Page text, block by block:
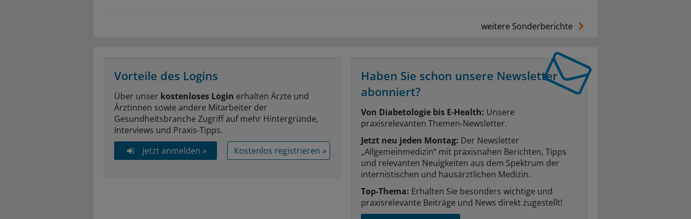
weitere Sonderberichte
Vorteile des Logins
Über unser kostenloses Login erhalten Ärzte und
Ärztinnen sowie andere Mitarbeiter der
Gesundheitsbranche Zugriff auf mehr Hintergründe,
Interviews und Praxis-Tipps.
Jetzt anmelden »
Kostenlos registrieren »
Haben Sie schon unsere Newsletter
abonniert?
Von Diabetologie bis E-Health: Unsere
praxisrelevanten Themen-Newsletter.
Jetzt neu jeden Montag: Der Newsletter
„Allgemeinmedizin“ mit praxisnahen Berichten, Tipps
und relevanten Neuigkeiten aus dem Spektrum der
internistischen und hausärztlichen Medizin.
Top-Thema: Erhalten Sie besonders wichtige und
praxisrelevante Beiträge und News direkt zugestellt!